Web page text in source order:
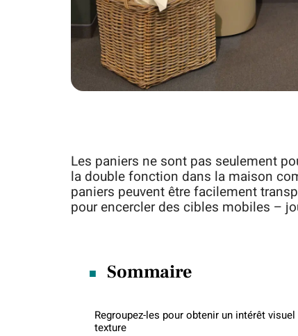
Les paniers ne sont pas seulement
la double fonction dans la maison
paniers peuvent être facilement
pour encercler des cibles mobiles –
Sommaire
Regroupez-les pour obtenir un intérêt
texture